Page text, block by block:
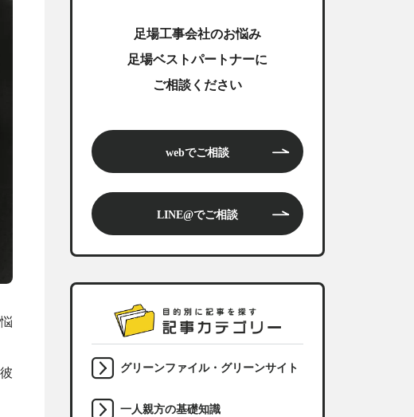
足場工事会社のお悩み
足場ベストパートナーに
ご相談ください
webでご相談
LINE@でご相談
グリーンファイル・グリーンサイト
一人親方の基礎知識